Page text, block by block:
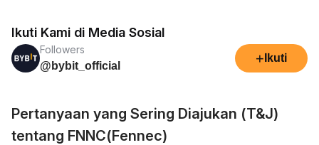
Ikuti Kami di Media Sosial
Followers
@bybit_official
+ Ikuti
Pertanyaan yang Sering Diajukan (T&J)
tentang FNNC(Fennec)